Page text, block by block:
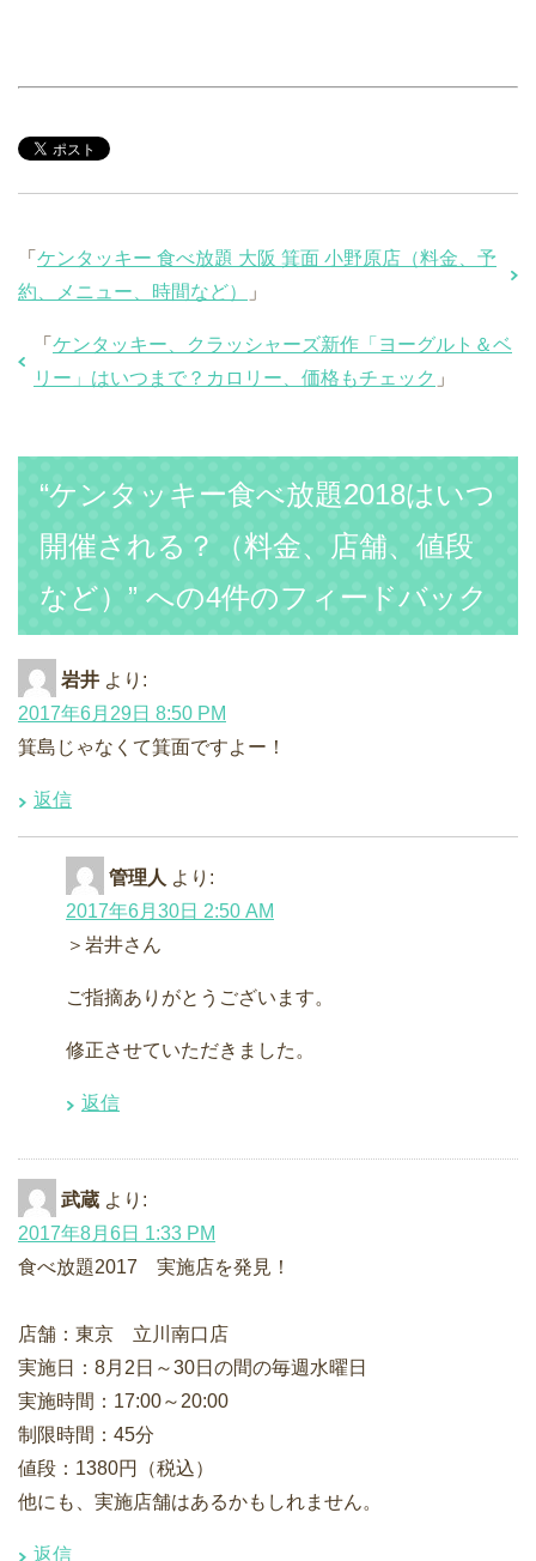
「 ケンタッキー 食べ放題 大阪 箕面 小野原店（料金、予
約、メニュー、時間など）
」
「 ケンタッキー、クラッシャーズ新作「ヨーグルト＆ベ
リー」はいつまで？カロリー、価格もチェック 」
“ケンタッキー食べ放題2018はいつ
開催される？（料金、店舗、値段
など）” への4件のフィードバック
岩井 より:
2017年6月29日 8:50 PM
箕島じゃなくて箕面ですよー！
返信
管理人 より:
2017年6月30日 2:50 AM
＞岩井さん
ご指摘ありがとうございます。
修正させていただきました。
返信
武蔵 より:
2017年8月6日 1:33 PM
食べ放題2017 実施店を発見！
店舗：東京 立川南口店
実施日：8月2日～30日の間の毎週水曜日
実施時間：17:00～20:00
制限時間：45分
値段：1380円（税込）
他にも、実施店舗はあるかもしれません。
返信